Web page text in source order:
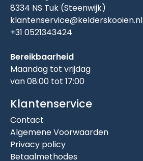
8334 NS Tuk (Steenwijk)
klantenservice@kelderskooien.nl
+31 0521343424
Bereikbaarheid
Maandag tot vrijdag
van 08:00 tot 17:00
Klantenservice
Contact
Algemene Voorwaarden
Privacy policy
Betaalmethodes